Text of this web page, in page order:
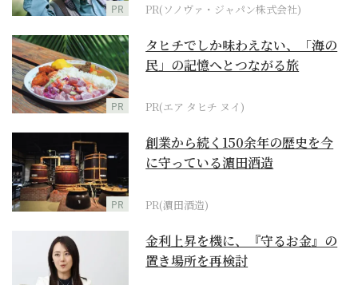
PR PR(ソノヴァ・ジャパン株式会社)
PR
タヒチでしか味わえない、「海の
民」の記憶へとつながる旅
PR(エア タヒチ ヌイ)
PR
創業から続く150余年の歴史を今
に守っている濵田酒造
PR(濵田酒造)
金利上昇を機に、『守るお金』の
置き場所を再検討